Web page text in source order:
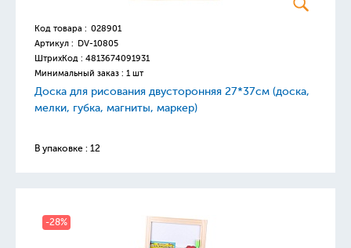
Код товара : 028901
Артикул : DV-10805
ШтрихКод : 4813674091931
Минимальный заказ : 1 шт
Доска для рисования двусторонняя 27*37см (доска,
мелки, губка, магниты, маркер)
В упаковке : 12
-28%